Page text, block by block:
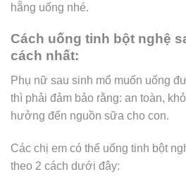
hẵng uống nhé.
Cách uống tinh bột nghệ
cách nhất:
Phụ nữ sau sinh mổ muốn uống
thì phải đảm bảo rằng: an toàn,
hưởng đến nguồn sữa cho con.
Các chị em có thể uống tinh bột
theo 2 cách dưới đây: